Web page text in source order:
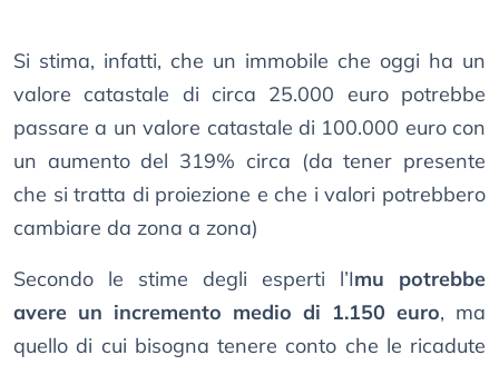
Si stima, infatti, che un immobile che oggi ha un
valore catastale di circa 25.000 euro potrebbe
passare a un valore catastale di 100.000 euro con
un aumento del 319% circa (da tener presente
che si tratta di proiezione e che i valori potrebbero
cambiare da zona a zona)
Secondo le stime degli esperti l’Imu potrebbe
avere un incremento medio di 1.150 euro, ma
quello di cui bisogna tenere conto che le ricadute